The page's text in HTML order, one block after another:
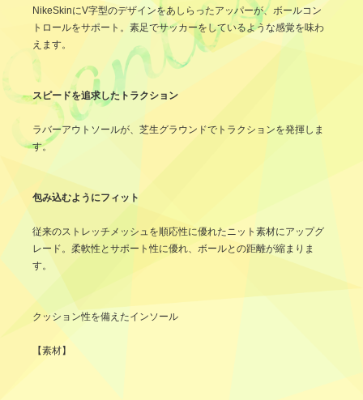
NikeSkinにV字型のデザインをあしらったアッパーが、ボールコン
トロールをサポート。素足でサッカーをしているような感覚を味わ
えます。
スピードを追求したトラクション
ラバーアウトソールが、芝生グラウンドでトラクションを発揮しま
す。
包み込むようにフィット
従来のストレッチメッシュを順応性に優れたニット素材にアップグ
レード。柔軟性とサポート性に優れ、ボールとの距離が縮まりま
す。
クッション性を備えたインソール
【素材】